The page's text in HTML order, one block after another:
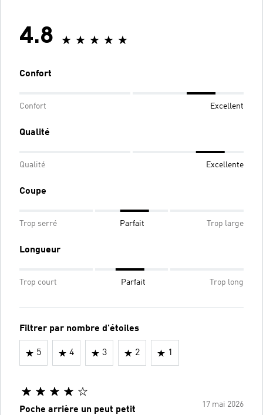
4.8
Confort
Confort Excellent
Qualité
Qualité Excellente
Coupe
Trop serré Parfait Trop large
Longueur
Trop court Parfait Trop long
Filtrer par nombre d'étoiles
5 4 3 2 1
17 mai 2026
Poche arrière un peut petit